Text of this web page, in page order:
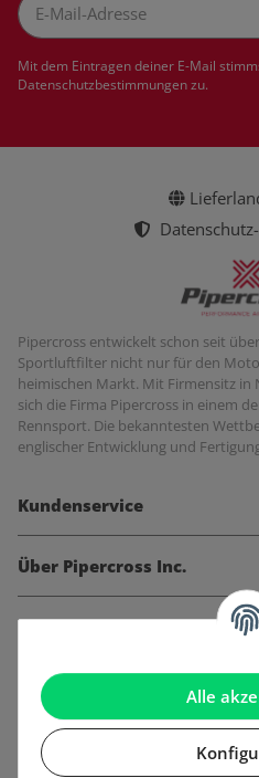
Alle
Mit dem Eintragen deiner E-Mail
Datenschutzbestimmungenzu.
Pipercross entwickelt schon seit
Sportluftfilter nicht nur für den
heimischen Markt. Mit Firmensitz
sich die Firma Pipercross in einem
Rennsport. Die bekanntesten
englischer Entwicklung und
Kundenservice
Über Pipercross Inc.
Informationen
Gesetzliche Informationen